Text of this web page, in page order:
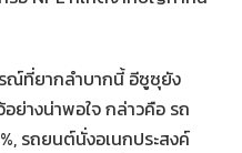
ณ์ที่ยากลำบากนี้ อีซูซุยัง
ย่างน่าพอใจ กล่าวคือ รถ
รถยนต์นั่งอเนกประสงค์